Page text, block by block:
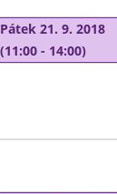
Pátek 21. 9. 2018
(11:00 - 14:00)